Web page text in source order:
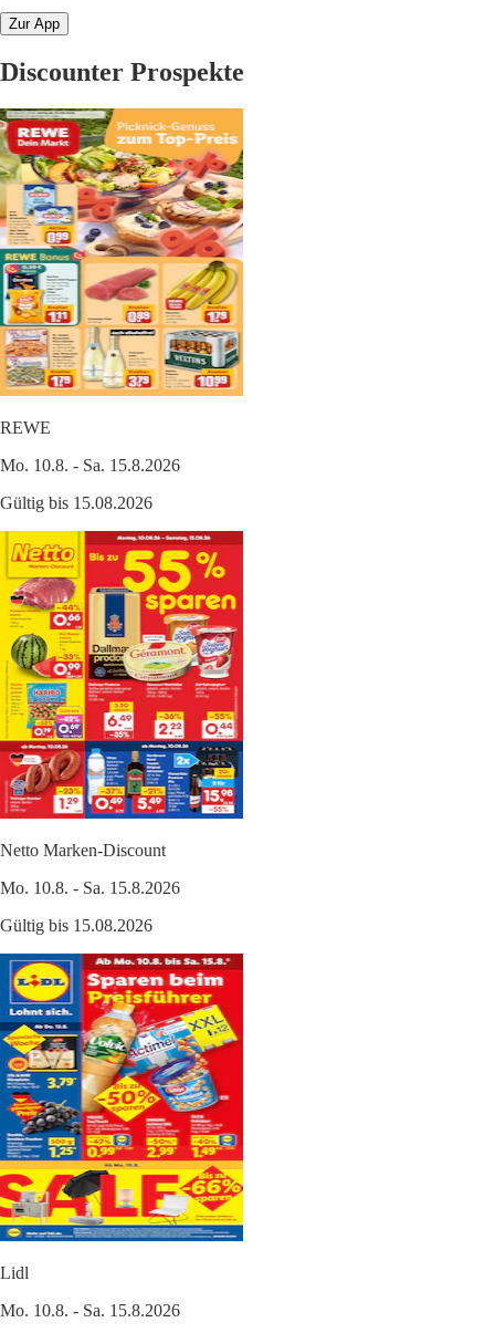
Zur App
Discounter Prospekte
REWE
Mo. 10.8. - Sa. 15.8.2026
Gültig bis 15.08.2026
Netto Marken-Discount
Mo. 10.8. - Sa. 15.8.2026
Gültig bis 15.08.2026
Lidl
Mo. 10.8. - Sa. 15.8.2026